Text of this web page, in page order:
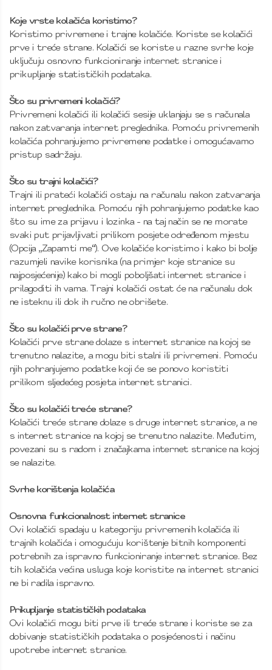
Koje vrste kolačića koristimo?
Koristimo privremene i trajne kolačiće. Koriste se kolačići
prve i treće strane. Kolačići se koriste u razne svrhe koje
uključuju osnovno funkcioniranje internet stranice i
prikupljanje statističkih podataka.
Što su privremeni kolačići?
Privremeni kolačići ili kolačići sesije uklanjaju se s računala
nakon zatvaranja internet preglednika. Pomoću privremenih
kolačića pohranjujemo privremene podatke i omogućavamo
pristup sadržaju.
Što su trajni kolačići?
Trajni ili prateći kolačići ostaju na računalu nakon zatvaranja
internet preglednika. Pomoću njih pohranjujemo podatke kao
što su ime za prijavu i lozinka - na taj način se ne morate
svaki put prijavljivati prilikom posjete određenom mjestu
(Opcija „Zapamti me“). Ove kolačiće koristimo i kako bi bolje
razumjeli navike korisnika (na primjer koje stranice su
najposjećenije) kako bi mogli poboljšati internet stranice i
prilagoditi ih vama. Trajni kolačići ostat će na računalu dok
ne isteknu ili dok ih ručno ne obrišete.
Što su kolačići prve strane?
Kolačići prve strane dolaze s internet stranice na kojoj se
trenutno nalazite, a mogu biti stalni ili privremeni. Pomoću
njih pohranjujemo podatke koji će se ponovo koristiti
prilikom sljedećeg posjeta internet stranici.
Što su kolačići treće strane?
Kolačići treće strane dolaze s druge internet stranice, a ne
s internet stranice na kojoj se trenutno nalazite. Međutim,
povezani su s radom i značajkama internet stranice na kojoj
se nalazite.
Svrhe korištenja kolačića
Osnovna funkcionalnost internet stranice
Ovi kolačići spadaju u kategoriju privremenih kolačića ili
trajnih kolačića i omogućuju korištenje bitnih komponenti
potrebnih za ispravno funkcioniranje internet stranice. Bez
tih kolačića većina usluga koje koristite na internet stranici
ne bi radila ispravno.
Prikupljanje statističkih podataka
Ovi kolačići mogu biti prve ili treće strane i koriste se za
dobivanje statističkih podataka o posjećenosti i načinu
upotrebe internet stranice.